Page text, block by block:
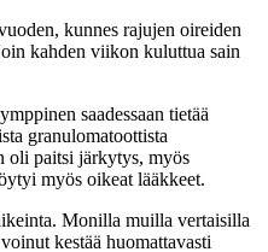
kunnes rajujen oireiden
kahden viikon kuluttua sain
saadessaan tietää
granulomatoottista
oli paitsi järkytys, myös
myös oikeat lääkkeet.
Monilla muilla vertaisilla
kestää huomattavasti